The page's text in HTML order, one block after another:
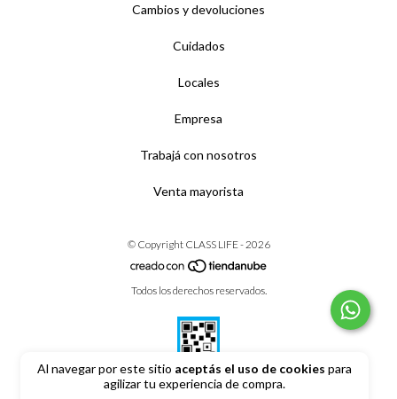
Al navegar por este sitio aceptás el uso de cookies para
agilizar tu experiencia de compra.
Cambios y devoluciones
Cuidados
Locales
Empresa
Trabajá con nosotros
Venta mayorista
© Copyright CLASS LIFE - 2026
Todos los derechos reservados.